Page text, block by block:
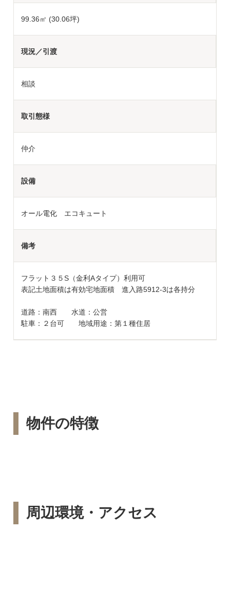
99.36㎡ (30.06坪)
現況／引渡
相談
取引態様
仲介
設備
オール電化 エコキュート
備考
フラット３５S（金利Aタイプ）利用可
表記土地面積は有効宅地面積 進入路5912-3は各持分
道路：南西 水道：公営
駐車：２台可 地域用途：第１種住居
物件の特徴
周辺環境・アクセス